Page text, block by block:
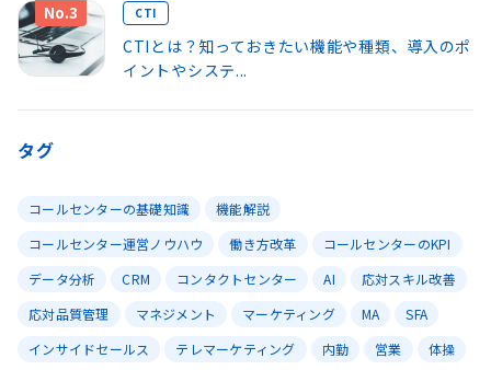
No.3 CTI
CTIとは？知っておきたい機能や種類、導入のポ
イントやシステ...
タグ
コールセンターの基礎知識
機能解説
コールセンター運営ノウハウ
働き方改革
コールセンターのKPI
データ分析
CRM コンタクトセンター AI
応対スキル改善
応対品質管理
マネジメント マーケティング MA
SFA
インサイドセールス
テレマーケティング 内勤 営業
体操